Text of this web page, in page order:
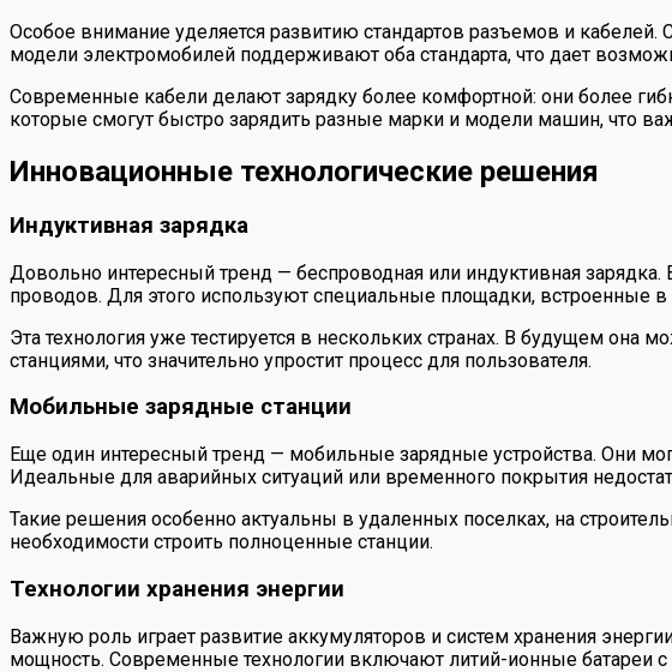
Особое внимание уделяется развитию стандартов разъемов и
модели электромобилей поддерживают оба стандарта, что дает
Современные кабели делают зарядку более комфортной: они более
которые смогут быстро зарядить разные марки и модели машин, что
Инновационные технологические решения
Индуктивная зарядка
Довольно интересный тренд — беспроводная или индуктивная
проводов. Для этого используют специальные площадки, встроенные в
Эта технология уже тестируется в нескольких странах. В будущем
станциями, что значительно упростит процесс для пользователя.
Мобильные зарядные станции
Еще один интересный тренд — мобильные зарядные устройства. Они
Идеальные для аварийных ситуаций или временного покрытия
Такие решения особенно актуальны в удаленных поселках, на
необходимости строить полноценные станции.
Технологии хранения энергии
Важную роль играет развитие аккумуляторов и систем хранения
мощность. Современные технологии включают литий-ионные батареи